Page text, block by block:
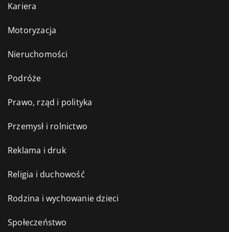
Kariera
Motoryzacja
Nieruchomości
Podróże
Prawo, rząd i polityka
Przemysł i rolnictwo
Reklama i druk
Religia i duchowość
Rodzina i wychowanie dzieci
Społeczeństwo